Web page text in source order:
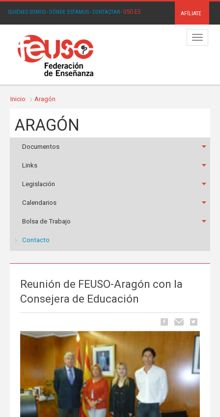
QUIÉNES SOMOS· DÓNDE ESTAMOS· CONTACTAR· USO.ES AFÍLIATE
Menú
Inicio Aragón
ARAGÓN
Documentos
Links
Legislación
Calendarios
Bolsa de Trabajo
Contacto
Reunión de FEUSO-Aragón con la
Consejera de Educación